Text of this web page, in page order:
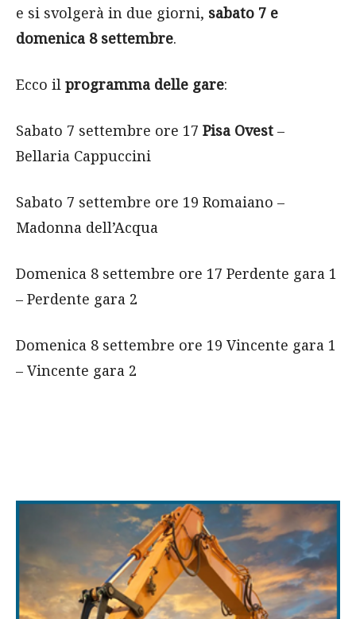
e si svolgerà in due giorni, sabato 7 e
domenica 8 settembre.
Ecco il programma delle gare:
Sabato 7 settembre ore 17 Pisa Ovest –
Bellaria Cappuccini
Sabato 7 settembre ore 19 Romaiano –
Madonna dell’Acqua
Domenica 8 settembre ore 17 Perdente gara 1
– Perdente gara 2
Domenica 8 settembre ore 19 Vincente gara 1
– Vincente gara 2